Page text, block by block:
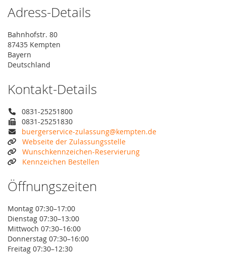
Adress-Details
Bahnhofstr. 80
87435 Kempten
Bayern
Deutschland
Kontakt-Details
0831-25251800
0831-25251830
buergerservice-zulassung@kempten.de
Webseite der Zulassungsstelle
Wunschkennzeichen-Reservierung
Kennzeichen Bestellen
Öffnungszeiten
Montag 07:30–17:00
Dienstag 07:30–13:00
Mittwoch 07:30–16:00
Donnerstag 07:30–16:00
Freitag 07:30–12:30